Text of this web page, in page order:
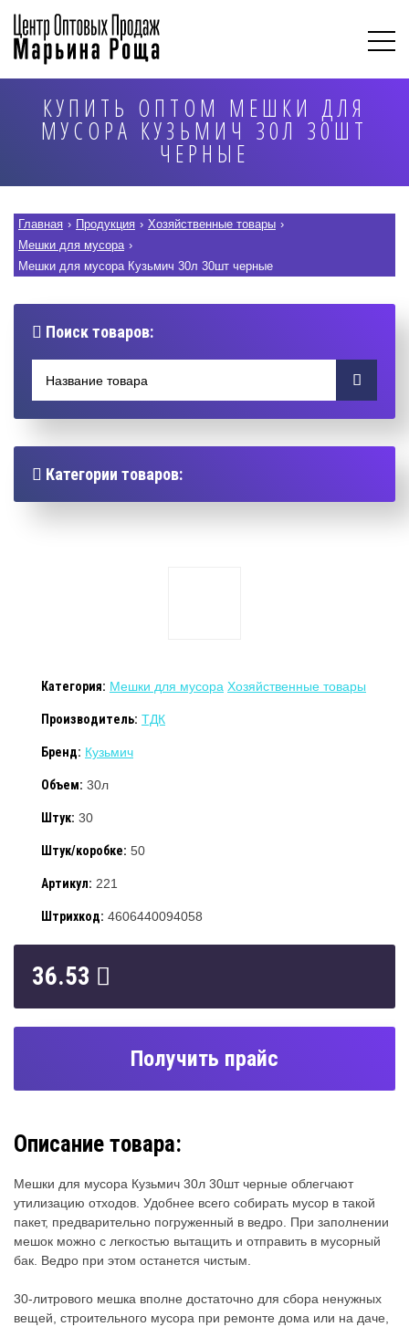
КУПИТЬ ОПТОМ МЕШКИ ДЛЯ
МУСОРА КУЗЬМИЧ 30Л 30ШТ
ЧЕРНЫЕ
Главная › Продукция › Хозяйственные товары ›
Мешки для мусора ›
Мешки для мусора Кузьмич 30л 30шт черные
Поиск товаров:
Категории товаров:
Категория: Мешки для мусора Хозяйственные товары
Производитель: ТДК
Бренд: Кузьмич
Объем: 30л
Штук: 30
Штук/коробке: 50
Артикул: 221
Штрихкод: 4606440094058
36.53
Получить прайс
Описание товара:
Мешки для мусора Кузьмич 30л 30шт черные облегчают
утилизацию отходов. Удобнее всего собирать мусор в такой
пакет, предварительно погруженный в ведро. При заполнении
мешок можно с легкостью вытащить и отправить в мусорный
бак. Ведро при этом останется чистым.
30-литрового мешка вполне достаточно для сбора ненужных
вещей, строительного мусора при ремонте дома или на даче,